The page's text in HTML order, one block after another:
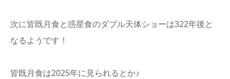
次に皆既月食と惑星食のダブル天体ショーは322年後と
なるようです！
皆既月食は2025年に見られるとか♪